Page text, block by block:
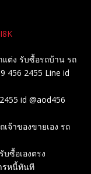
ต่ง รับซื้อรถบ้าน รถ
456 2455 Line id
id @aod456
จ้าของขายเอง รถ
ซื้อเองตรง
รหนี้ทันที